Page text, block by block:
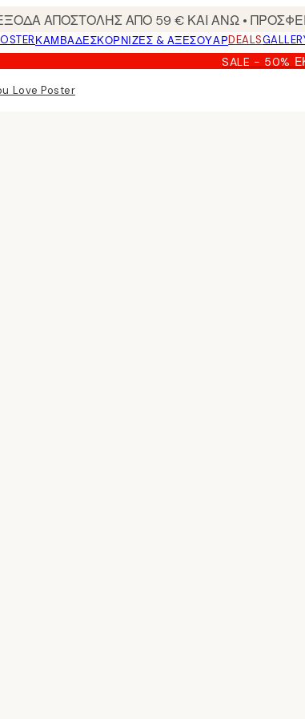
ΑΠΟΣΤΟΛΗΣ ΑΠΟ 59 € ΚΑΙ ΑΝΩ •
ΚΑΜΒΆΔΕΣΚΟΡΝΊΖΕΣ & ΑΞΕΣΟΥΆΡDEALS
SALE - 50%
Love Poster